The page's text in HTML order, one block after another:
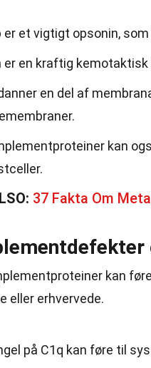
er et vigtigt opsonin,
er en kraftig
en del af
kan
37 Fakta Om
kan
eller erhvervede.
på C1q kan føre til